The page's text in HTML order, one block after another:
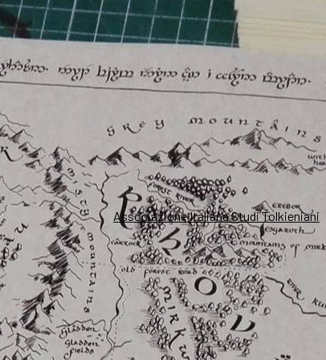
Associazione Italiana Studi Tolkieniani